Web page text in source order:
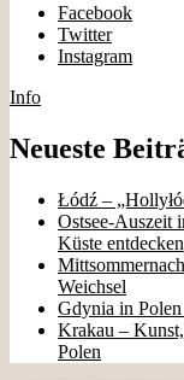
Facebook
Twitter
Instagram
Info
Neueste
Łódź –
Ostsee-Auszeit
Küste entdecken
Weichsel
Gdynia in
Krakau –
Polen